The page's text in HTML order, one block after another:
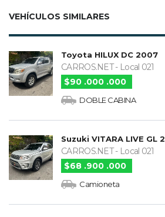
VEHÍCULOS SIMILARES
Toyota HILUX DC 2007
CARROS.NET - Local 021
$90 .000 .000
DOBLE CABINA
Suzuki VITARA LIVE GL
CARROS.NET - Local 021
$68 .900 .000
Camioneta